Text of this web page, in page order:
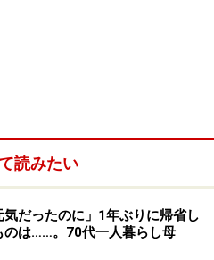
から先に食べていてと言って
る。外で食べて帰るからと言
手をつけずにいる。生活は
ていますが、母はあくまでも
る』と言い張るんです。そ
読みたい
気だったのに」1年ぶりに帰省し
のは……。70代一人暮らし母